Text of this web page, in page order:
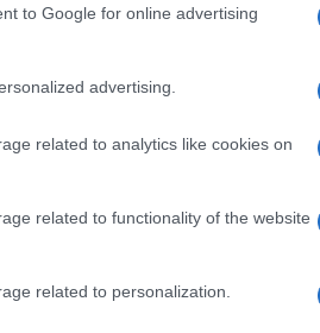
to Google for online advertising
advertising.
related to analytics like cookies on
related to functionality of the website
related to personalization.
S26 Ultra Samsung Galaxy A56